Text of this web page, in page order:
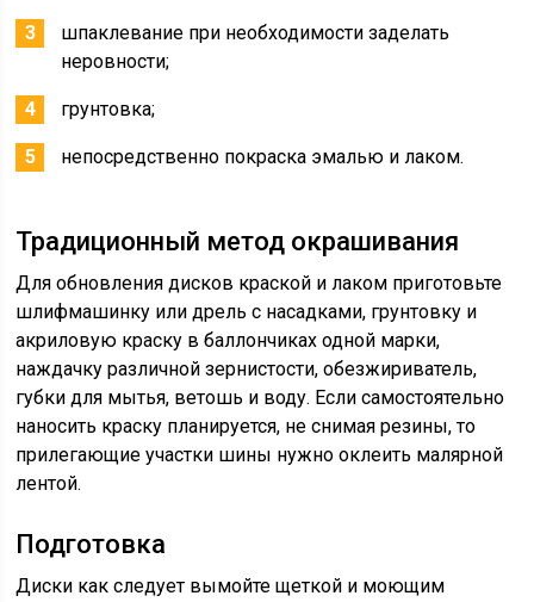
шпаклевание при необходимости заделать
неровности;
грунтовка;
непосредственно покраска эмалью и лаком.
Традиционный метод окрашивания
Для обновления дисков краской и лаком приготовьте
шлифмашинку или дрель с насадками, грунтовку и
акриловую краску в баллончиках одной марки,
наждачку различной зернистости, обезжириватель,
губки для мытья, ветошь и воду. Если самостоятельно
наносить краску планируется, не снимая резины, то
прилегающие участки шины нужно оклеить малярной
лентой.
Подготовка
Диски как следует вымойте щеткой и моющим